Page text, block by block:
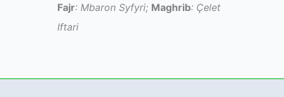
Fajr: Mbaron Syfyri; Maghrib: Çelet
Iftari